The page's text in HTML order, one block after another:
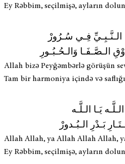
Ey Rəbbim, seçilmişə, ayların
الـنَّـبِـيِّ فِـي سُـرُورْ
وَالـحُـبُـورِ
Allah bizə Peyğəmbərlə görüşün
Tam bir harmoniya içində və
يَـا الـلَّـه
بَـدْرِ الـبُـدورْ
Allah Allah, ya Allah Allah Allah,
Ey Rəbbim, seçilmişə, ayların